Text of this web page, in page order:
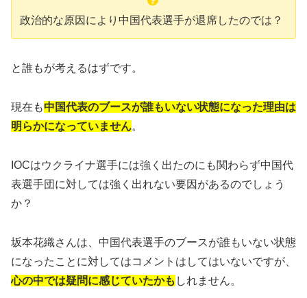
政治的な原因により中国代表選手が退席したのでは？
と誰もが考えるはずです。
現在も中国代表のブースが誰もいない状態になった理由は
明らかになっていません。
IOCはウクライナ選手には強く出たのにも関わらず中国代
表選手団に対しては強く出れない要因があるのでしょう
か？
坂本花織さんは、中国代表選手のブースが誰もいない状態
になったことに対してはコメントはしてはいないですが、
心の中では疑問に感じていたかも しれません。